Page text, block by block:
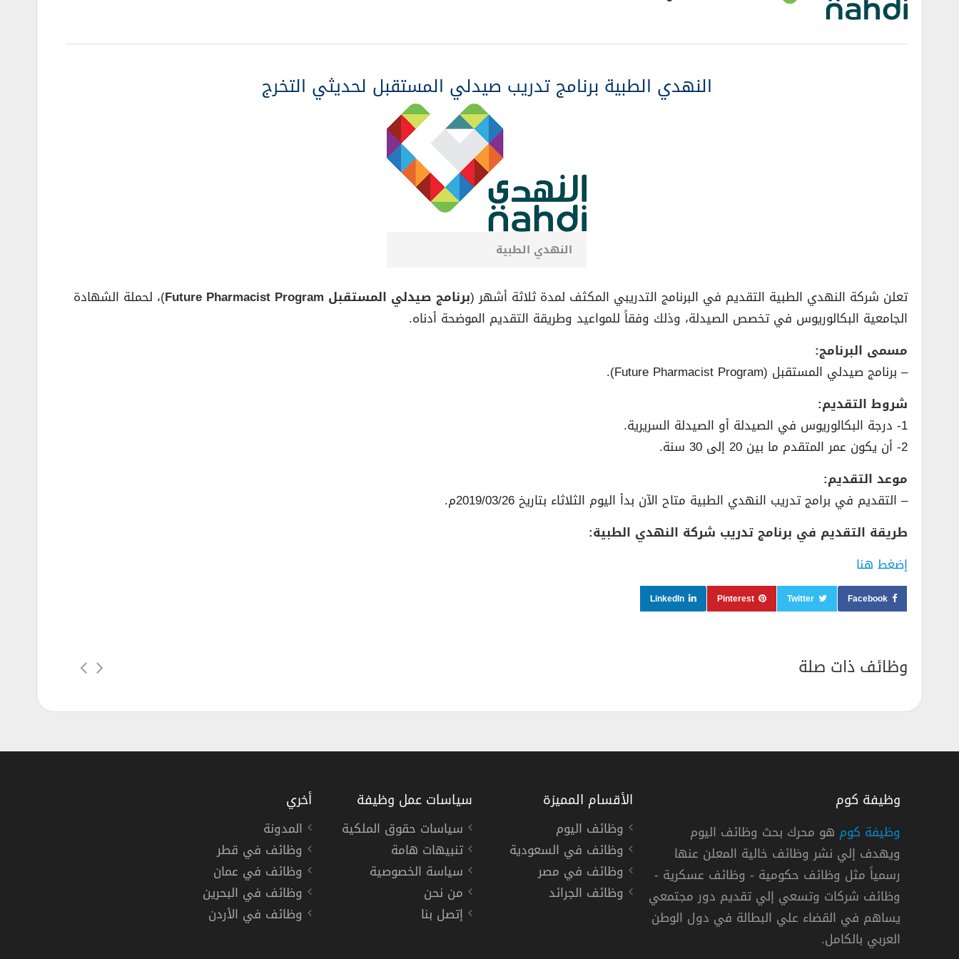
النهدي الطبية برنامج تدريب صيدلي المستقبل لحديثي التخرج
النهدي الطبية
تعلن شركة النهدي الطبية التقديم في البرنامج التدريبي المكثف لمدة ثلاثة أشهر (برنامج صيدلي المستقبل Future Pharmacist Program
)، لحملة الشهادة
الجامعية البكالوريوس في تخصص الصيدلة، وذلك وفقاً للمواعيد وطريقة التقديم الموضحة أدناه.
مسمى البرنامج:
– برنامج صيدلي المستقبل (Future Pharmacist Program).
شروط التقديم:
1- درجة البكالوريوس في الصيدلة أو الصيدلة السريرية.
2- أن يكون عمر المتقدم ما بين 20 إلى 30 سنة.
موعد التقديم:
– التقديم في برامج تدريب النهدي الطبية متاح الآن بدأ اليوم الثلاثاء بتاريخ 2019/03/26م.
طريقة التقديم في برنامج تدريب شركة النهدي الطبية:
إضغط هنا
Facebook
Twitter
Pinterest
LinkedIn
وظائف ذات صلة
فنتك تعلن (300 فرصة تدريب)‬‬ للعمل في قطاع التقنية المالية
فنتك السعودية
دروب توفر 16,000 دورة مجانية عن بُعد في المرحلة الثالثة
صندوق تنمية الموارد البشرية
« السعودية »
وظيفة كوم
وظيفة كوم هو محرك بحث وظائف اليوم
ويهدف إلي نشر وظائف خالية المعلن عنها
رسمياً مثل وظائف حكومية - وظائف عسكرية -
وظائف شركات وتسعي إلي تقديم دور مجتمعي
يساهم في القضاء علي البطالة في دول الوطن
العربي بالكامل.
الأقسام المميزة
وظائف اليوم
وظائف في السعودية
وظائف في مصر
وظائف الجرائد
سياسات عمل وظيفة
سياسات حقوق الملكية
تنبيهات هامة
سياسة الخصوصية
من نحن
إتصل بنا
أخري
المدونة
وظائف في قطر
وظائف في عمان
وظائف في البحرين
وظائف في الأردن